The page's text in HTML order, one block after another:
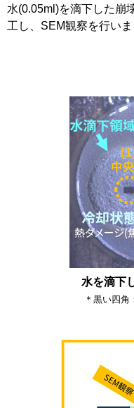
水(0.05ml)を滴下した崩
工し、SEM観察を行いま
水を滴下
＊黒い四